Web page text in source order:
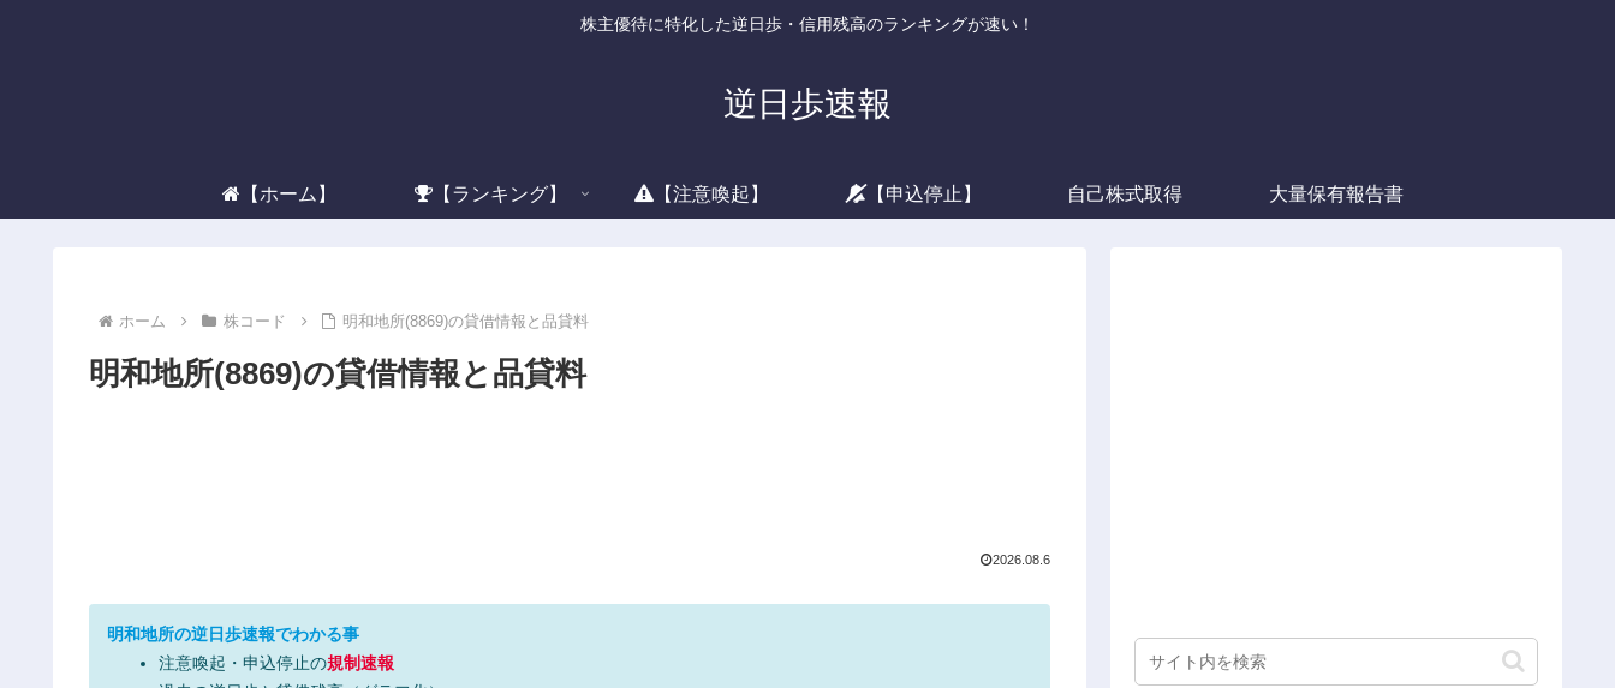
株主優待に特化した逆日歩・信用残高のランキングが速い！
逆日歩速報
【ホーム】 【ランキング】 【注意喚起】 【申込停止】 自己株式取得 大量保有報告書
ホーム 株コード 明和地所(8869)の貸借情報と品貸料
明和地所(8869)の貸借情報と品貸料
2026.08.6
明和地所の逆日歩速報でわかる事
注意喚起・申込停止の規制速報